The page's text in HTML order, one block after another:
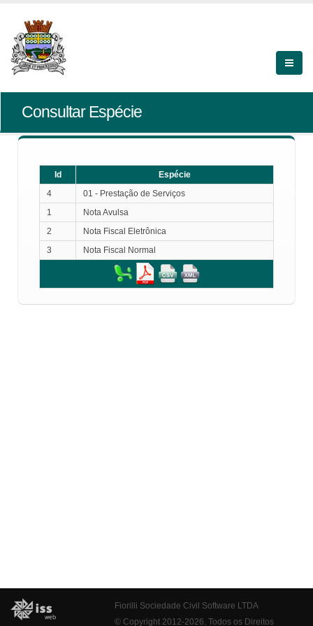
Consultar Espécie
Id
Espécie
4
01 - Prestação de Serviços
1
Nota Avulsa
2
Nota Fiscal Eletrônica
3
Nota Fiscal Normal
Fiorilli Sociedade Civil Software LTDA
© Copyright 2012-2026. Todos os Direitos